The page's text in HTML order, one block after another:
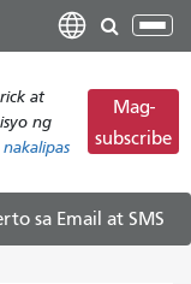
I-
ang
at
ng
nakalipas
Mag-
subscribe
sa Email at SMS